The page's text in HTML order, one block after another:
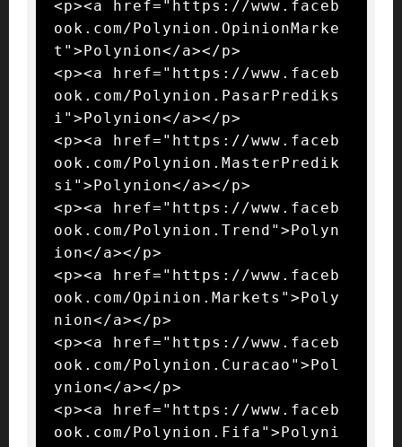
<p><a href="https://www.faceb
ook.com/Polynion.OpinionMarke
t">Polynion</a></p>
<p><a href="https://www.faceb
ook.com/Polynion.PasarPrediks
i">Polynion</a></p>
<p><a href="https://www.faceb
ook.com/Polynion.MasterPredik
si">Polynion</a></p>
<p><a href="https://www.faceb
ook.com/Polynion.Trend">Polyn
ion</a></p>
<p><a href="https://www.faceb
ook.com/Opinion.Markets">Poly
nion</a></p>
<p><a href="https://www.faceb
ook.com/Polynion.Curacao">Pol
ynion</a></p>
<p><a href="https://www.faceb
ook.com/Polynion.Fifa">Polyni